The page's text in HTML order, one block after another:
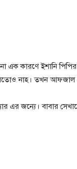
এক কারণে ইশানি
নাহ। তখন আফজাল
এর জন্যে। বাবার